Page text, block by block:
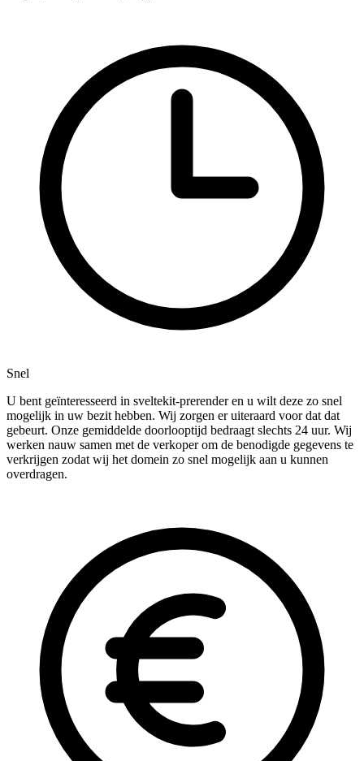
Snel
U bent geïnteresseerd in sveltekit-prerender en u wilt deze zo snel
mogelijk in uw bezit hebben. Wij zorgen er uiteraard voor dat dat
gebeurt. Onze gemiddelde doorlooptijd bedraagt slechts 24 uur. Wij
werken nauw samen met de verkoper om de benodigde gegevens te
verkrijgen zodat wij het domein zo snel mogelijk aan u kunnen
overdragen.